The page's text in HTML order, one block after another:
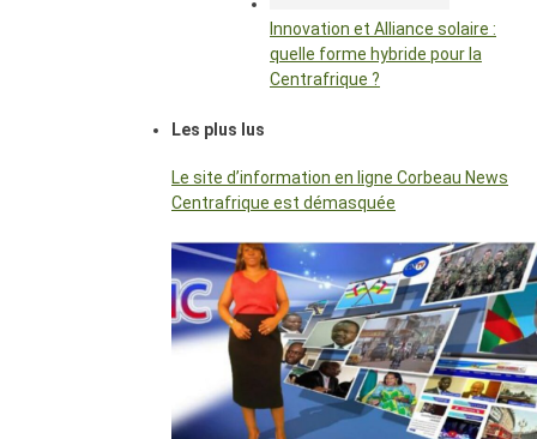
Innovation et Alliance solaire :
quelle forme hybride pour la
Centrafrique ?
Les plus lus
Le site d’information en ligne Corbeau News
Centrafrique est démasquée